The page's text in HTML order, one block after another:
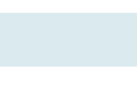
布団はお客様ご自
す。い。